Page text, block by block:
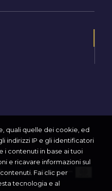
quali quelle dei cookie, ed
indirizzi IP e gli identificatori
i contenuti in base ai tuoi
e ricavare informazioni sul
Fai clic per
tecnologia e al